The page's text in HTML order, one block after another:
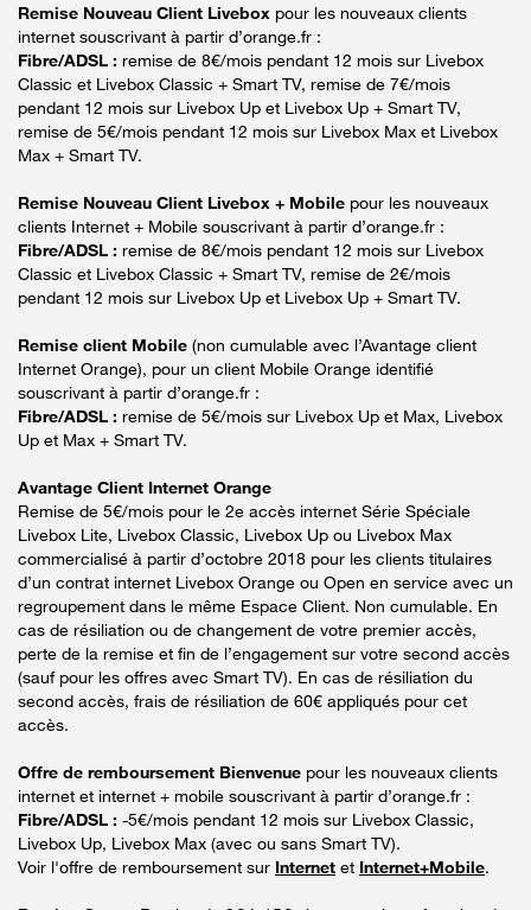
Remise Nouveau Client Livebox pour les nouveaux clients
internet souscrivant à partir d’orange.fr :
Fibre/ADSL : remise de 8€/mois pendant 12 mois sur Livebox
Classic et Livebox Classic + Smart TV, remise de 7€/mois
pendant 12 mois sur Livebox Up et Livebox Up + Smart TV,
remise de 5€/mois pendant 12 mois sur Livebox Max et Livebox
Max + Smart TV.
Remise Nouveau Client Livebox + Mobile pour les nouveaux
clients Internet + Mobile souscrivant à partir d’orange.fr :
Fibre/ADSL : remise de 8€/mois pendant 12 mois sur Livebox
Classic et Livebox Classic + Smart TV, remise de 2€/mois
pendant 12 mois sur Livebox Up et Livebox Up + Smart TV.
Remise client Mobile (non cumulable avec l’Avantage client
Internet Orange), pour un client Mobile Orange identifié
souscrivant à partir d’orange.fr :
Fibre/ADSL : remise de 5€/mois sur Livebox Up et Max, Livebox
Up et Max + Smart TV.
Avantage Client Internet Orange
Remise de 5€/mois pour le 2e accès internet Série Spéciale
Livebox Lite, Livebox Classic, Livebox Up ou Livebox Max
commercialisé à partir d’octobre 2018 pour les clients titulaires
d’un contrat internet Livebox Orange ou Open en service avec un
regroupement dans le même Espace Client. Non cumulable. En
cas de résiliation ou de changement de votre premier accès,
perte de la remise et fin de l’engagement sur votre second accès
(sauf pour les offres avec Smart TV). En cas de résiliation du
second accès, frais de résiliation de 60€ appliqués pour cet
accès.
Offre de remboursement Bienvenue pour les nouveaux clients
internet et internet + mobile souscrivant à partir d’orange.fr :
Fibre/ADSL : -5€/mois pendant 12 mois sur Livebox Classic,
Livebox Up, Livebox Max (avec ou sans Smart TV).
Voir l'offre de remboursement sur Internet et Internet+Mobile.